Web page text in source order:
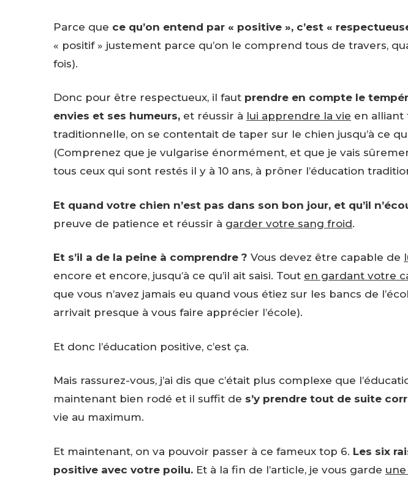
Parce que ce qu’on entend par « positive », c’est «
« positif » justement parce qu’on le comprend tous de travers,
fois).
Donc pour être respectueux, il faut prendre en compte le
envies et ses humeurs, et réussir à lui apprendre la vie en alliant
traditionnelle, on se contentait de taper sur le chien jusqu’à ce
(Comprenez que je vulgarise énormément, et que je vais
tous ceux qui sont restés il y à 10 ans, à prôner l’éducation
Et quand votre chien n’est pas dans son bon jour, et qu’il
preuve de patience et réussir à garder votre sang froid.
Et s’il a de la peine à comprendre ? Vous devez être capable de
encore et encore, jusqu’à ce qu’il ait saisi. Tout en gardant votre
que vous n’avez jamais eu quand vous étiez sur les bancs de
arrivait presque à vous faire apprécier l’école).
Et donc l’éducation positive, c’est ça.
Mais rassurez-vous, j’ai dis que c’était plus complexe que
maintenant bien rodé et il suffit de s’y prendre tout de suite
vie au maximum.
Et maintenant, on va pouvoir passer à ce fameux top 6. Les six
positive avec votre poilu. Et à la fin de l’article, je vous garde